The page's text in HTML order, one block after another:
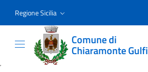
Regione Sicilia
Comune di
Chiaramonte Gulfi